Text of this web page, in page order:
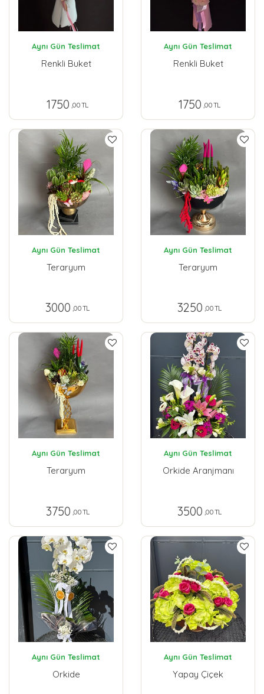
Aynı Gün Teslimat
Renkli Buket
1750 ,00 TL
Aynı Gün Teslimat
Renkli Buket
1750 ,00 TL
Aynı Gün Teslimat
Teraryum
3000 ,00 TL
Aynı Gün Teslimat
Teraryum
3250 ,00 TL
Aynı Gün Teslimat
Teraryum
3750 ,00 TL
Aynı Gün Teslimat
Orkide Aranjmanı
3500 ,00 TL
Aynı Gün Teslimat
Orkide
Aynı Gün Teslimat
Yapay Çiçek